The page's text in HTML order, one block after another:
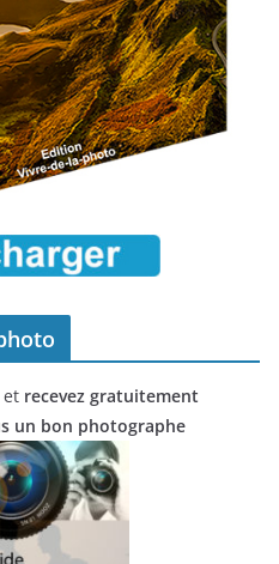
et recevez gratuitement
un bon photographe